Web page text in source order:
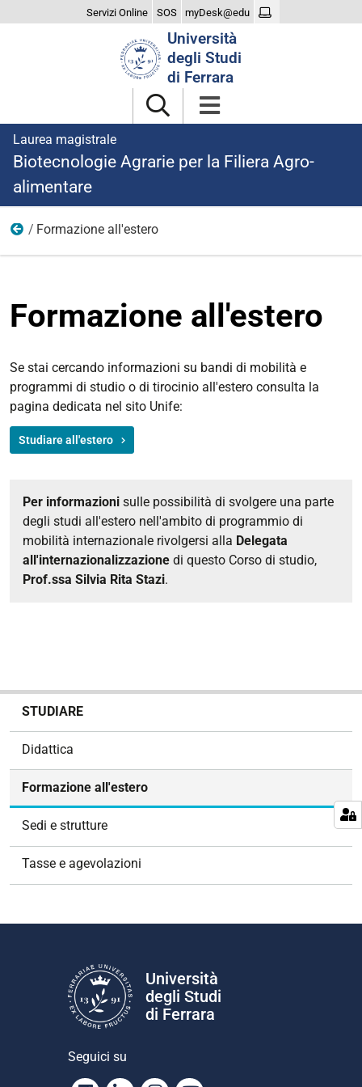
Servizi Online SOS myDesk@edu
Università
degli Studi
di Ferrara
Laurea magistrale
Biotecnologie Agrarie per la Filiera Agro-
alimentare
Studiare
Formazione all'estero
Formazione all'estero
Se stai cercando informazioni su bandi di mobilità e
programmi di studio o di tirocinio all'estero consulta la
pagina dedicata nel sito Unife:
Studiare all'estero
Per informazioni sulle possibilità di svolgere una parte
degli studi all'estero nell'ambito di programmio di
mobilità internazionale rivolgersi alla Delegata
all'internazionalizzazione di questo Corso di studio,
Prof.ssa Silvia Rita Stazi.
STUDIARE
Didattica
Formazione all'estero
Sedi e strutture
Tasse e agevolazioni
Università
degli Studi
di Ferrara
Seguici su